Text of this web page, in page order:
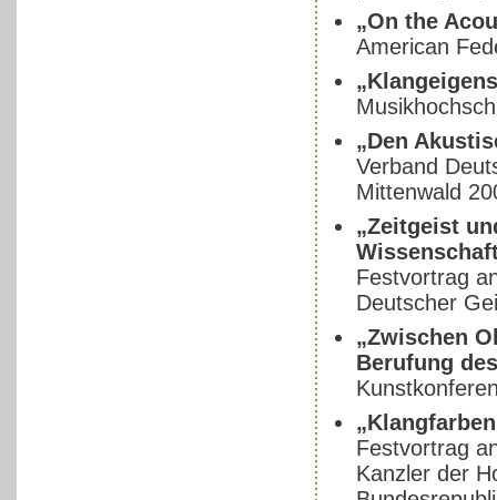
„On the
American
„Den
Verband
Mittenwald
„Zeitgeist
Festvortrag
Deutscher
„Zwischen
Berufung
Festvortrag
Kanzler der